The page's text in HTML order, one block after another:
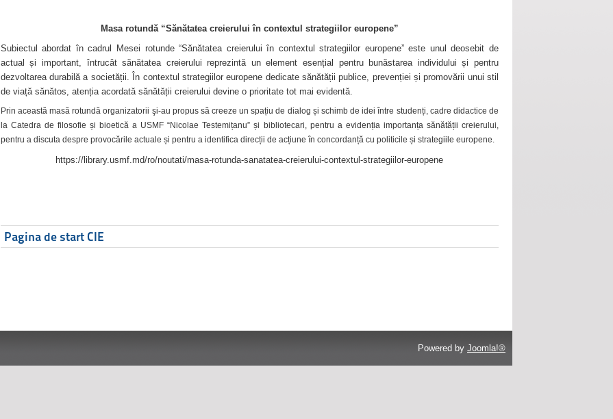
Masa rotundă “Sănătatea creierului în contextul strategiilor europene”
Subiectul abordat în cadrul Mesei rotunde “Sănătatea creierului în contextul strategiilor europene” este unul deosebit de
actual și important, întrucât sănătatea creierului reprezintă un element esențial pentru bunăstarea individului și pentru
dezvoltarea durabilă a societății. În contextul strategiilor europene dedicate sănătății publice, prevenției și promovării unui stil
de viață sănătos, atenția acordată sănătății creierului devine o prioritate tot mai evidentă.
Prin această masă rotundă organizatorii şi-au propus să creeze un spațiu de dialog și schimb de idei între studenți, cadre didactice de
la Catedra de filosofie și bioetică a USMF “Nicolae Testemițanu” și bibliotecari, pentru a evidenția importanța sănătății creierului,
pentru a discuta despre provocările actuale și pentru a identifica direcții de acțiune în concordanță cu politicile și strategiile europene.
https://library.usmf.md/ro/noutati/masa-rotunda-sanatatea-creierului-contextul-strategiilor-europene
Pagina de start CIE
Powered by Joomla!®